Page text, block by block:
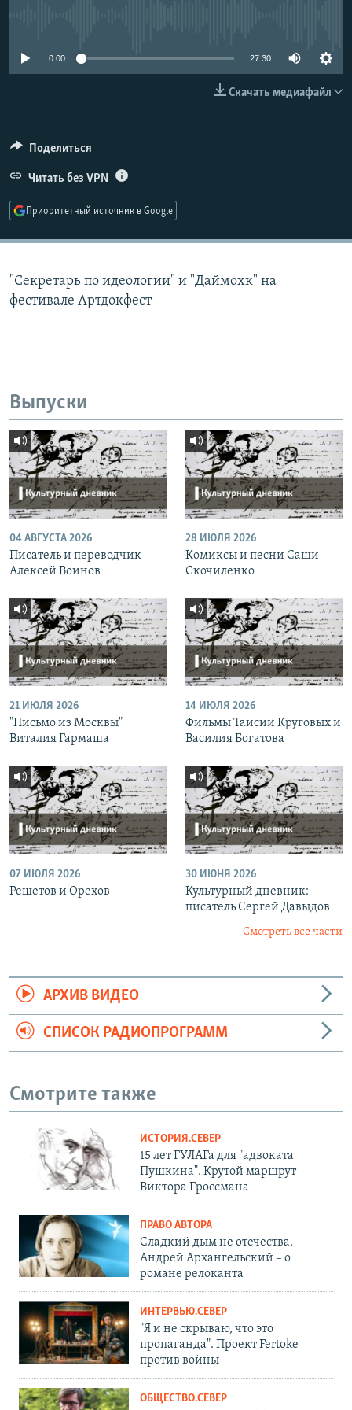
0:00 27:30
Скачать медиафайл
Поделиться
Читать без VPN
Приоритетный источник в Google
"Секретарь по идеологии" и "Даймохк" на
фестивале Артдокфест
Выпуски
04 АВГУСТА 2026
Писатель и переводчик
Алексей Воинов
28 ИЮЛЯ 2026
Комиксы и песни Саши
Скочиленко
21 ИЮЛЯ 2026
"Письмо из Москвы"
Виталия Гармаша
14 ИЮЛЯ 2026
Фильмы Таисии Круговых и
Василия Богатова
07 ИЮЛЯ 2026
Решетов и Орехов
30 ИЮНЯ 2026
Культурный дневник:
писатель Сергей Давыдов
Смотреть все части
АРХИВ ВИДЕО
СПИСОК РАДИОПРОГРАММ
Смотрите также
ИСТОРИЯ.СЕВЕР
15 лет ГУЛАГа для "адвоката
Пушкина". Крутой маршрут
Виктора Гроссмана
ПРАВО АВТОРА
Сладкий дым не отечества.
Андрей Архангельский – о
романе релоканта
ИНТЕРВЬЮ.СЕВЕР
"Я и не скрываю, что это
пропаганда". Проект Fertoke
против войны
ОБЩЕСТВО.СЕВЕР